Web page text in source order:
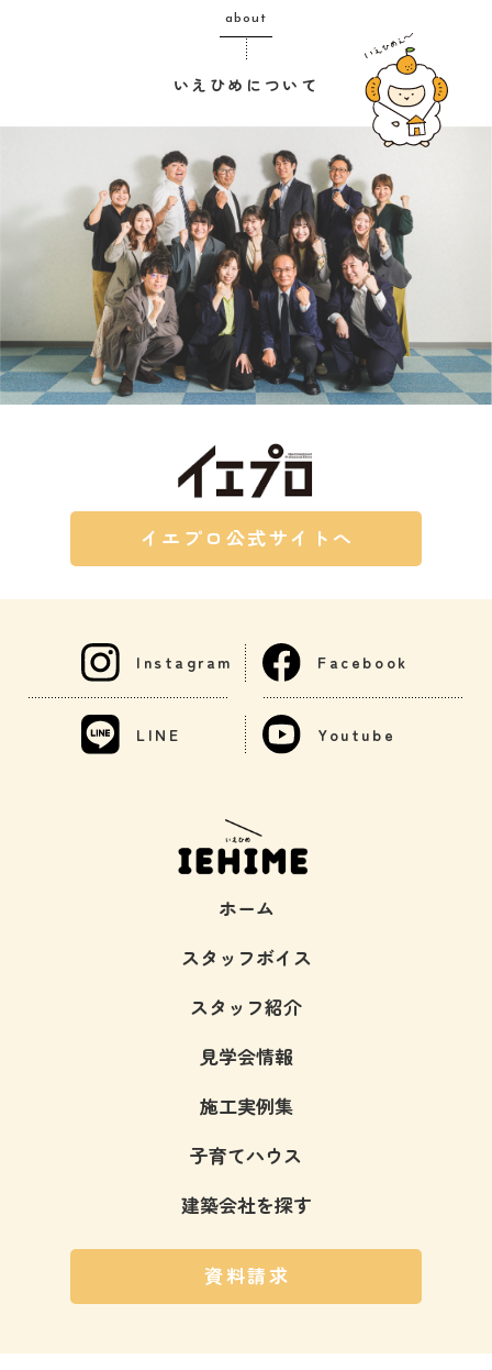
about
いえひめについて
イエプロ公式サイトへ
ホーム
スタッフボイス
スタッフ紹介
見学会情報
施工実例集
子育てハウス
建築会社を探す
資料請求
Instagram Facebook
LINE Youtube